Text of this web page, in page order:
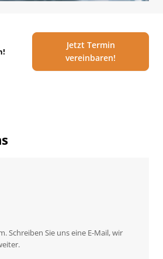
Jetzt Termin
vereinbaren!
Schreiben Sie uns eine E-Mail, wir